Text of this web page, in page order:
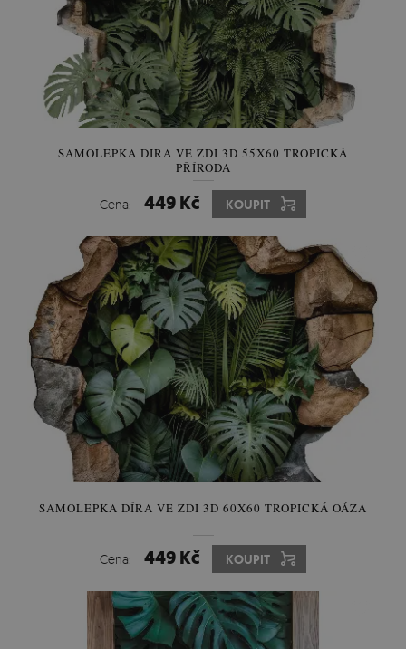
SAMOLEPKA DÍRA VE ZDI 3D 55X60 TROPICKÁ
PŘÍRODA
Cena: 449 Kč KOUPIT
SAMOLEPKA DÍRA VE ZDI 3D 60X60 TROPICKÁ OÁZA
Cena: 449 Kč KOUPIT